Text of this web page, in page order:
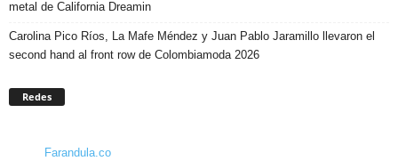
metal de California Dreamin
Carolina Pico Ríos, La Mafe Méndez y Juan Pablo Jaramillo llevaron el
second hand al front row de Colombiamoda 2026
Redes
Farandula.co